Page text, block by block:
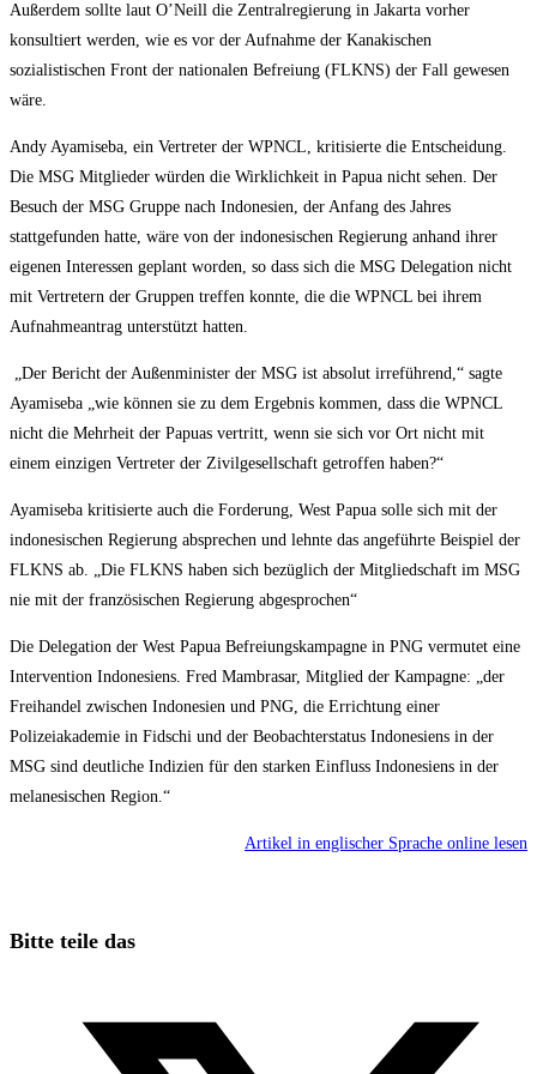
Außerdem sollte laut O’Neill die Zentralregierung in Jakarta vorher
konsultiert werden, wie es vor der Aufnahme der Kanakischen
sozialistischen Front der nationalen Befreiung (FLKNS) der Fall gewesen
wäre.
Andy Ayamiseba, ein Vertreter der WPNCL, kritisierte die Entscheidung.
Die MSG Mitglieder würden die Wirklichkeit in Papua nicht sehen. Der
Besuch der MSG Gruppe nach Indonesien, der Anfang des Jahres
stattgefunden hatte, wäre von der indonesischen Regierung anhand ihrer
eigenen Interessen geplant worden, so dass sich die MSG Delegation nicht
mit Vertretern der Gruppen treffen konnte, die die WPNCL bei ihrem
Aufnahmeantrag unterstützt hatten.
„Der Bericht der Außenminister der MSG ist absolut irreführend,“ sagte
Ayamiseba „wie können sie zu dem Ergebnis kommen, dass die WPNCL
nicht die Mehrheit der Papuas vertritt, wenn sie sich vor Ort nicht mit
einem einzigen Vertreter der Zivilgesellschaft getroffen haben?“
Ayamiseba kritisierte auch die Forderung, West Papua solle sich mit der
indonesischen Regierung absprechen und lehnte das angeführte Beispiel der
FLKNS ab. „Die FLKNS haben sich bezüglich der Mitgliedschaft im MSG
nie mit der französischen Regierung abgesprochen“
Die Delegation der West Papua Befreiungskampagne in PNG vermutet eine
Intervention Indonesiens. Fred Mambrasar, Mitglied der Kampagne: „der
Freihandel zwischen Indonesien und PNG, die Errichtung einer
Polizeiakademie in Fidschi und der Beobachterstatus Indonesiens in der
MSG sind deutliche Indizien für den starken Einfluss Indonesiens in der
melanesischen Region.“
Artikel in englischer Sprache online lesen
Bitte teile dasDiesen